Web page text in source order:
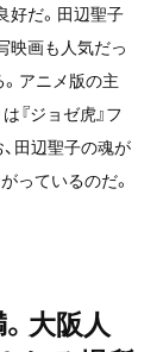
好だ。田辺聖子
映画も人気だっ
アニメ版の主
『ジョゼ虎』フ
田辺聖子の魂が
っているのだ。
大阪人